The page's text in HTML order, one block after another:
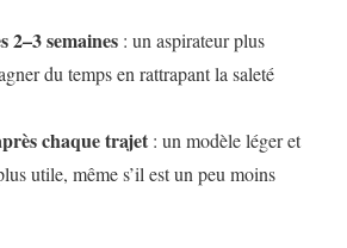
2–3 semaines : un aspirateur plus
du temps en rattrapant la saleté
chaque trajet : un modèle léger et
utile, même s’il est un peu moins